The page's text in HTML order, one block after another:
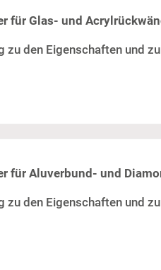
für Glas- und
zu den Eigenschaften und
für Aluverbund- und
zu den Eigenschaften und